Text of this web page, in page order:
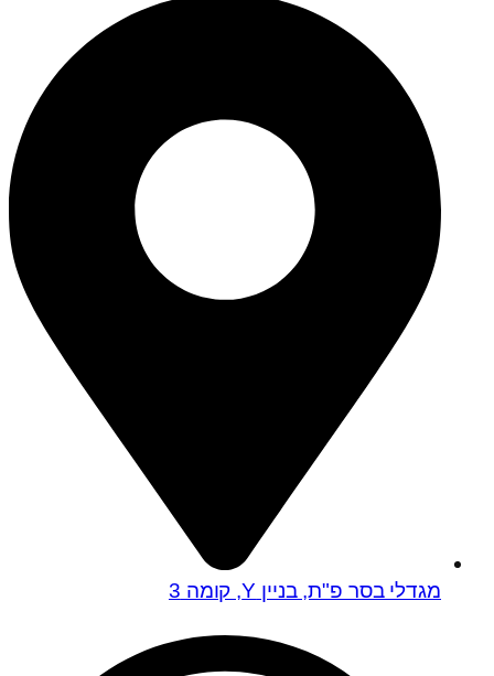
מגדלי בסר פ"ת, בניין Y, קומה 3